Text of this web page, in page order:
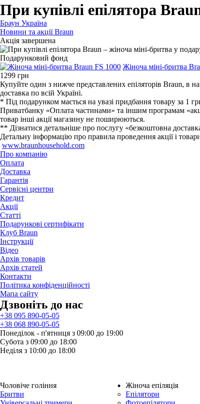
При купівлі епілятора
Браун Україна
Новини та акції Braun
Акція завершена
Подарунковий фонд
Жіноча міні-бритва
1299 грн
Купуйте один з нижче представлених епіляторів Braun, в
доставка по всій Україні.
* Під подарунком мається на увазі придбання товару за 1
Приватбанку «Оплата частинами» та іншим програмам
товар інші акції магазину не поширюються.
** Дізнатися детальніше про послугу «безкоштовна
Детальну інформацію про правила проведення акції і
www.braunhousehold.com
Про компанію
Оплата
Доставка
Гарантія
Сервісні центри
Кредит
Акції
Статті
Подарункові сертифікати
Клуб Braun
Iнструкції
Відео
Архів товарів
Архів статей
Контакти
Політика конфіденційності
Мапа сайту
Дзвонiть до нас
+38 095 890-05-05
+38 068 890-05-05
Понеділок - п'ятниця з 09:00 до 19:00
Субота з 09:00 до 18:00
Неділя з 10:00 до 18:00
Чоловіче гоління
Бритви
Жіноча епіляція
Епілятори